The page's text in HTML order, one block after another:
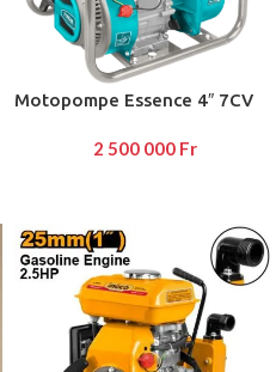
Motopompe Essence 4″ 7CV
2 500 000 Fr